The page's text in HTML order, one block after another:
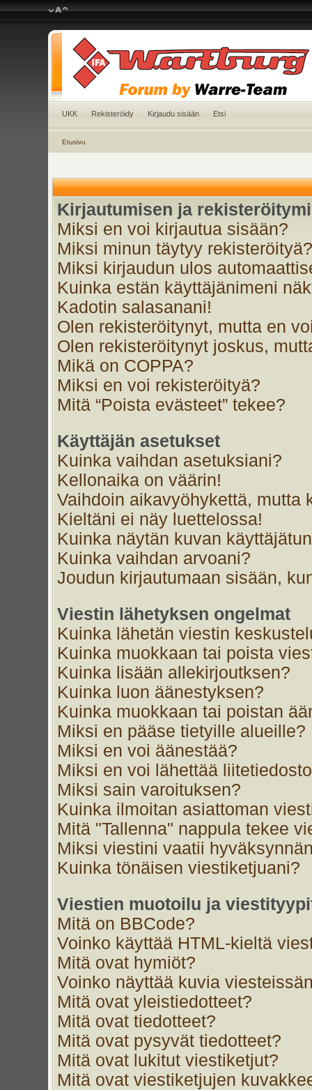
UKK Rekisteröidy Kirjaudu sisään Etsi
Etusivu
Kirjautumisen ja
Miksi en voi kirjautua sisään?
Miksi minun täytyy rekisteröityä?
Miksi kirjaudun ulos
Kuinka estän käyttäjänimeni
Kadotin salasanani!
Olen rekisteröitynyt, mutta en
Olen rekisteröitynyt joskus,
Mikä on COPPA?
Miksi en voi rekisteröityä?
Mitä “Poista evästeet” tekee?
Käyttäjän asetukset
Kuinka vaihdan asetuksiani?
Kellonaika on väärin!
Vaihdoin aikavyöhykettä, mutta
Kieltäni ei näy luettelossa!
Kuinka näytän kuvan
Kuinka vaihdan arvoani?
Joudun kirjautumaan sisään,
Viestin lähetyksen ongelmat
Kuinka lähetän viestin
Kuinka muokkaan tai poista
Kuinka lisään allekirjoutksen?
Kuinka luon äänestyksen?
Kuinka muokkaan tai poistan
Miksi en pääse tietyille alueille?
Miksi en voi äänestää?
Miksi en voi lähettää
Miksi sain varoituksen?
Kuinka ilmoitan asiattoman
Mitä "Tallenna" nappula tekee
Miksi viestini vaatii
Kuinka tönäisen viestiketjuani?
Viestien muotoilu ja
Mitä on BBCode?
Voinko käyttää HTML-kieltä
Mitä ovat hymiöt?
Voinko näyttää kuvia
Mitä ovat yleistiedotteet?
Mitä ovat tiedotteet?
Mitä ovat pysyvät tiedotteet?
Mitä ovat lukitut viestiketjut?
Mitä ovat viestiketjujen